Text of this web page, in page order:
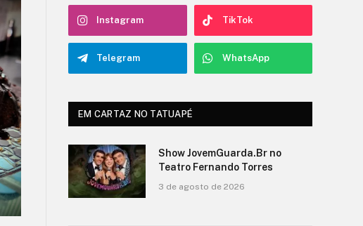
Instagram TikTok
Telegram WhatsApp
EM CARTAZ NO TATUAPÉ
Show JovemGuarda.Br no
Teatro Fernando Torres
3 de agosto de 2026